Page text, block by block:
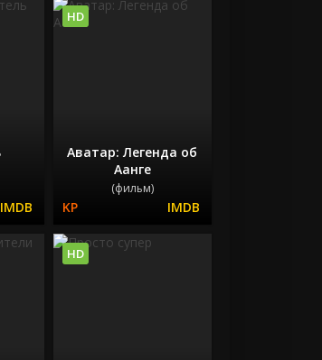
Аватар: Легенда об
Аанге
(фильм)
HD
HD